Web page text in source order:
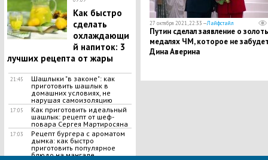
Как быстро
сделать
охлаждающи
й напиток: 3
лучших рецепта от жары
21:45
Шашлыки "в законе": как
приготовить шашлык в
домашних условиях, не
нарушая самоизоляцию
17:05
Как приготовить идеальный
шашлык​: рецепт от шеф-
повара Сергея Мартиросяна
17:03
Рецепт бургера с ароматом
дымка: как быстро
приготовить популярное
блюдо на мангале
27 октября 2021, 22:33 —Лайфстайл
Путин сделал заявление о
медалях ЧМ, которое не
Дина Аверина